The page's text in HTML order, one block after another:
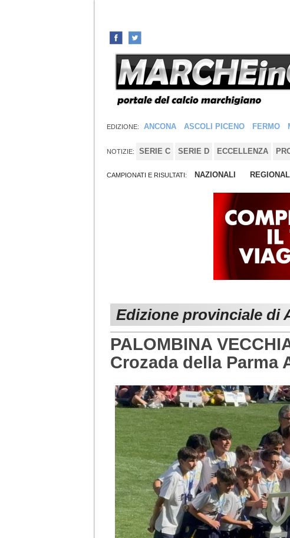
EDIZIONE: ANCONA ASCOLI PICENO FERMO
NOTIZIE: SERIE C SERIE D ECCELLENZA
CAMPIONATI E RISULTATI: NAZIONALI
Edizione provinciale di
PALOMBINA
Crozada della Parma